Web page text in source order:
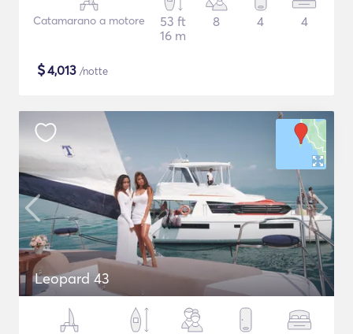
Catamarano a motore
53 ft
16 m
8 4 4
$4,013 /notte
Leopard 43